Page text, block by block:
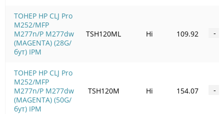
ТОНЕР HP CLJ Pro
M252/MFP
M277n/P M277dw
(MAGENTA) (28G/
бут) IPM
ТОНЕР HP CLJ Pro
M252/MFP
M277n/P M277dw
(MAGENTA) (50G/
бут) IPM
TSH120ML Ні 109.92 -
TSH120M Ні 154.07 -